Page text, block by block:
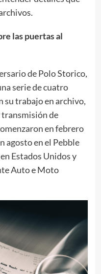
las puertas al
de Polo Storico,
serie de cuatro
su trabajo en archivo,
de
en febrero
agosto en el Pebble
Estados Unidos y
Auto e Moto